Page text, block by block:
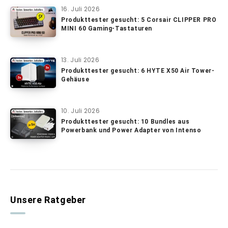
16. Juli 2026
Produkttester gesucht: 5 Corsair CLIPPER PRO
MINI 60 Gaming-Tastaturen
13. Juli 2026
Produkttester gesucht: 6 HYTE X50 Air Tower-
Gehäuse
10. Juli 2026
Produkttester gesucht: 10 Bundles aus
Powerbank und Power Adapter von Intenso
Unsere Ratgeber